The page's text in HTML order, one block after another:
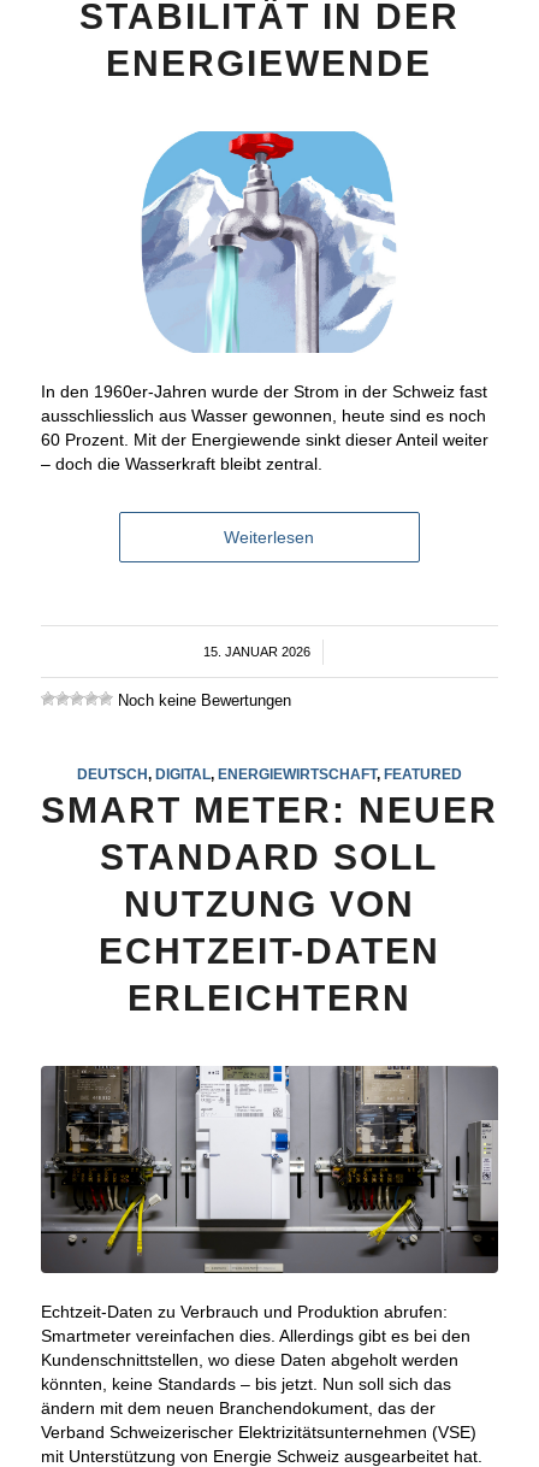
STABILITÄT IN DER
ENERGIEWENDE
In den 1960er-Jahren wurde der Strom in der Schweiz fast
ausschliesslich aus Wasser gewonnen, heute sind es noch
60 Prozent. Mit der Energiewende sinkt dieser Anteil weiter
– doch die Wasserkraft bleibt zentral.
Weiterlesen
15. JANUAR 2026
/
Noch keine Bewertungen
DEUTSCH, DIGITAL, ENERGIEWIRTSCHAFT, FEATURED
SMART METER: NEUER
STANDARD SOLL
NUTZUNG VON
ECHTZEIT-DATEN
ERLEICHTERN
Echtzeit-Daten zu Verbrauch und Produktion abrufen:
Smartmeter vereinfachen dies. Allerdings gibt es bei den
Kundenschnittstellen, wo diese Daten abgeholt werden
könnten, keine Standards – bis jetzt. Nun soll sich das
ändern mit dem neuen Branchendokument, das der
Verband Schweizerischer Elektrizitätsunternehmen (VSE)
mit Unterstützung von Energie Schweiz ausgearbeitet hat.